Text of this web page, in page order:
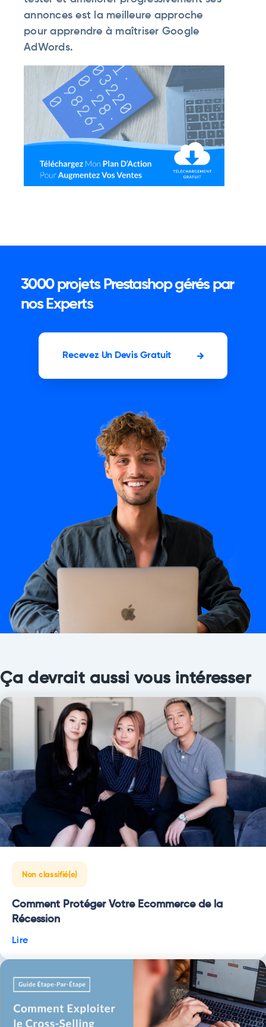
annonces est la meilleure approche
pour apprendre à maîtriser Google
AdWords.
3000 projets Prestashop gérés par
nos Experts
Recevez Un Devis Gratuit
Ça devrait aussi vous intéresser
Non classifié(e)
Comment Protéger Votre Ecommerce de la
Récession
Lire